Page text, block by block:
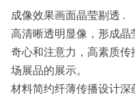
成像效果画面晶莹剔透 .
高清晰透明显像，形成
奇心和注意力，高素质
场展品的展示。
材料简约纤薄传播设计